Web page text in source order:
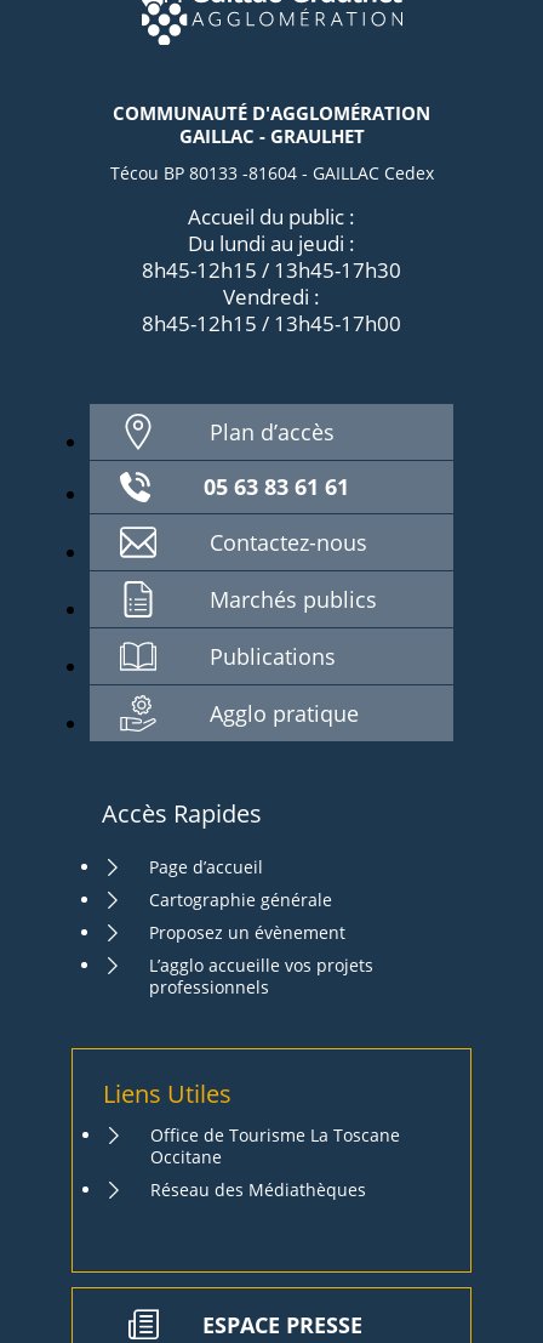
COMMUNAUTÉ D'AGGLOMÉRATION
GAILLAC - GRAULHET
Técou BP 80133 -81604 - GAILLAC Cedex
Accueil du public :
Du lundi au jeudi :
8h45-12h15 / 13h45-17h30
Vendredi :
8h45-12h15 / 13h45-17h00
Plan d’accès
05 63 83 61 61
Contactez-nous
Marchés publics
Publications
Agglo pratique
Accès Rapides
Page d’accueil
Cartographie générale
Proposez un évènement
L’agglo accueille vos projets
professionnels
Liens Utiles
Office de Tourisme La Toscane
Occitane
Réseau des Médiathèques
ESPACE PRESSE